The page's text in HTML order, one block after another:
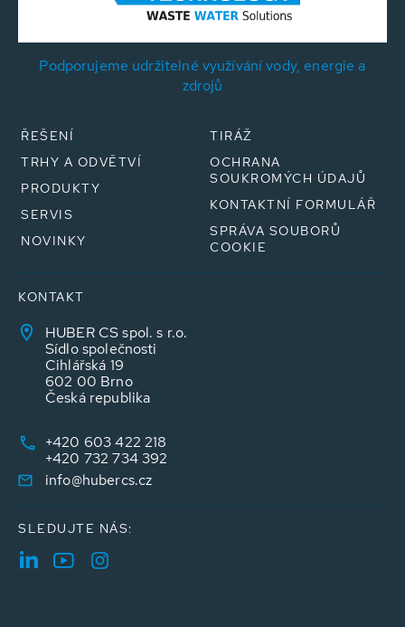
Podporujeme udržitelné využívání vody, energie a
zdrojů
ŘEŠENÍ
TRHY A ODVĚTVÍ
PRODUKTY
SERVIS
NOVINKY
TIRÁŽ
OCHRANA
SOUKROMÝCH ÚDAJŮ
KONTAKTNÍ FORMULÁŘ
SPRÁVA SOUBORŮ
COOKIE
KONTAKT
HUBER CS spol. s r.o.
Sídlo společnosti
Cihlářská 19
602 00 Brno
Česká republika
+420 603 422 218
+420 732 734 392
info@hubercs.cz
SLEDUJTE NÁS: